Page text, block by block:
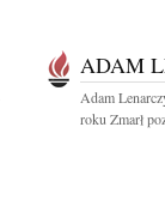
ADAM
Adam
roku Zmarł